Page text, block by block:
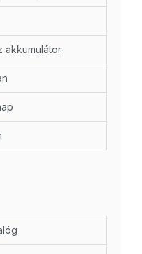
akkumulátor